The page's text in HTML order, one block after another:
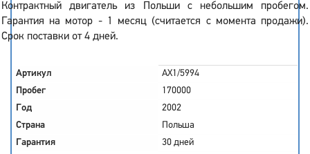
Контрактный двигатель из Польши с небольшим пробегом.
Гарантия на мотор - 1 месяц (считается с момента продажи).
Срок поставки от 4 дней.
Артикул
AX1/5994
Пробег
170000
Год
2002
Страна
Польша
Гарантия
30 дней